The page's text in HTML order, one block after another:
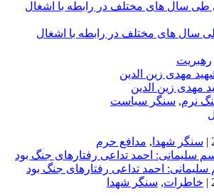
سال های مختلف در رابطه با اشغال
رهبریت
نرم, سنگر سیاست
| سنگر شهدا , مدافع حرم
احمد تداعی رفتارهای جنگ بود
| خاطرات, سنگر شهدا